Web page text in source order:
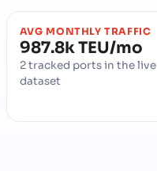
AVG MONTHLY TRAFFIC
987.8k TEU/mo
2 tracked ports in the live
dataset